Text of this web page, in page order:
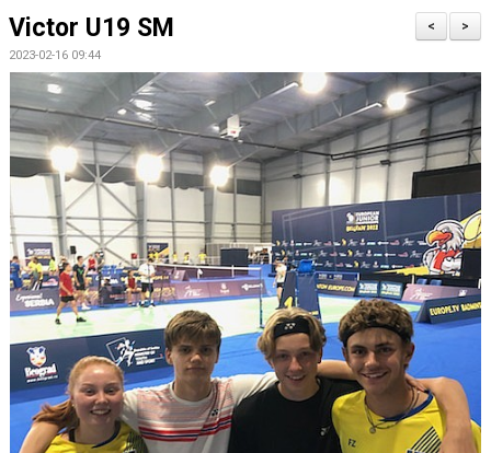
TRÄNING
TÄVLING
DOKUMENT
KALENDER
WEBBSHOP
FAQ
ÅRSHJUL
>
<
Victor U19 SM
2023-02-16 09:44